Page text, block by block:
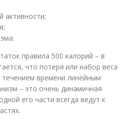
активности;
правила 500 калорий – в
что потеря или набор веса
времени линейным
– это очень динамичная
его части всегда ведут к